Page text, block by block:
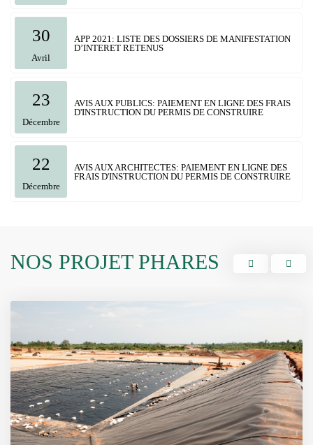
30
Avril
APP 2021: LISTE DES DOSSIERS DE MANIFESTATION
D’INTERET RETENUS
23
Décembre
AVIS AUX PUBLICS: PAIEMENT EN LIGNE DES FRAIS
D'INSTRUCTION DU PERMIS DE CONSTRUIRE
22
Décembre
AVIS AUX ARCHITECTES: PAIEMENT EN LIGNE DES
FRAIS D'INSTRUCTION DU PERMIS DE CONSTRUIRE
NOS PROJET PHARES